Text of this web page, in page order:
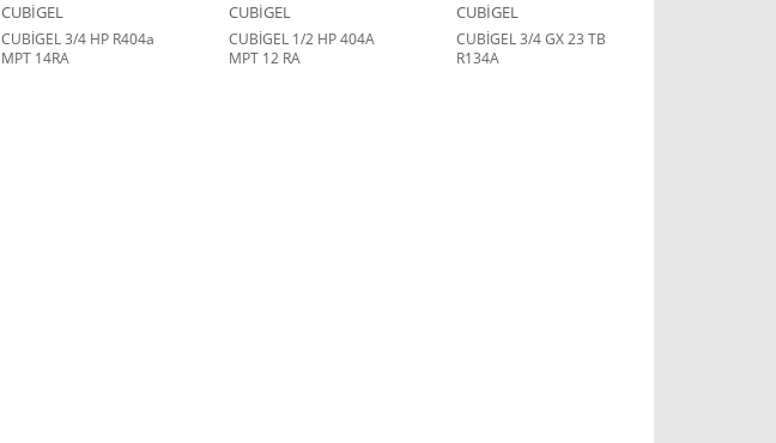
CUBİGEL
CUBİGEL 3/4 HP R404a
MPT 14RA
CUBİGEL
CUBİGEL 1/2 HP 404A
MPT 12 RA
CUBİGEL
CUBİGEL 3/4 GX 23 TB
R134A